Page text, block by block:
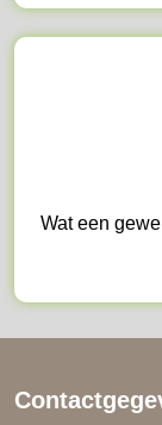
Wat een